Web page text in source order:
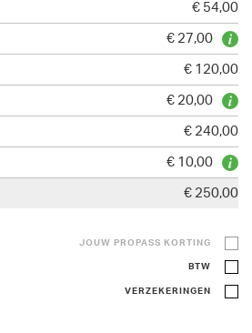
€ 54,00
€ 27,00
€ 120,00
€ 20,00
€ 240,00
€ 10,00
€ 250,00
JOUW PROPASS KORTING
BTW
VERZEKERINGEN